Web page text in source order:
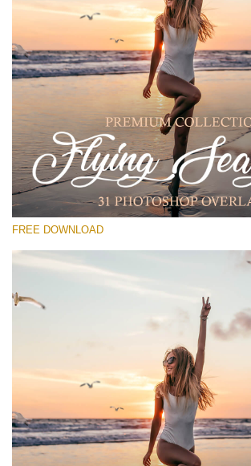
Please select
Free PNG Overlay #14
Small 800*533px
Flying Seagulls
(31 Overlays)
Light Sparkling
(740 Overlays)
(1783 Overlays)
Large 6000*4000px
Free download
FREE DOWNLOAD